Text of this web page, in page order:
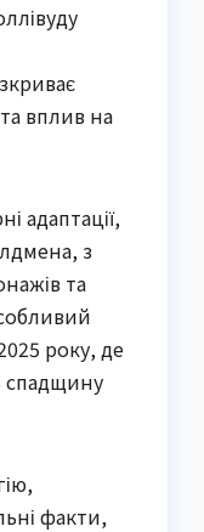
вплив на
адаптації,
з
та
року, де
спадщину
факти,